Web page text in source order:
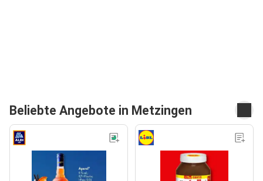
Beliebte Angebote in Metzingen